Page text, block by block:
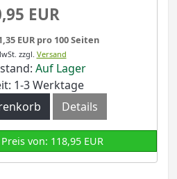
EUR
EUR pro 100 Seiten
zzgl. Versand
Auf Lager
1-3 Werktage
Details
von: 118,95 EUR